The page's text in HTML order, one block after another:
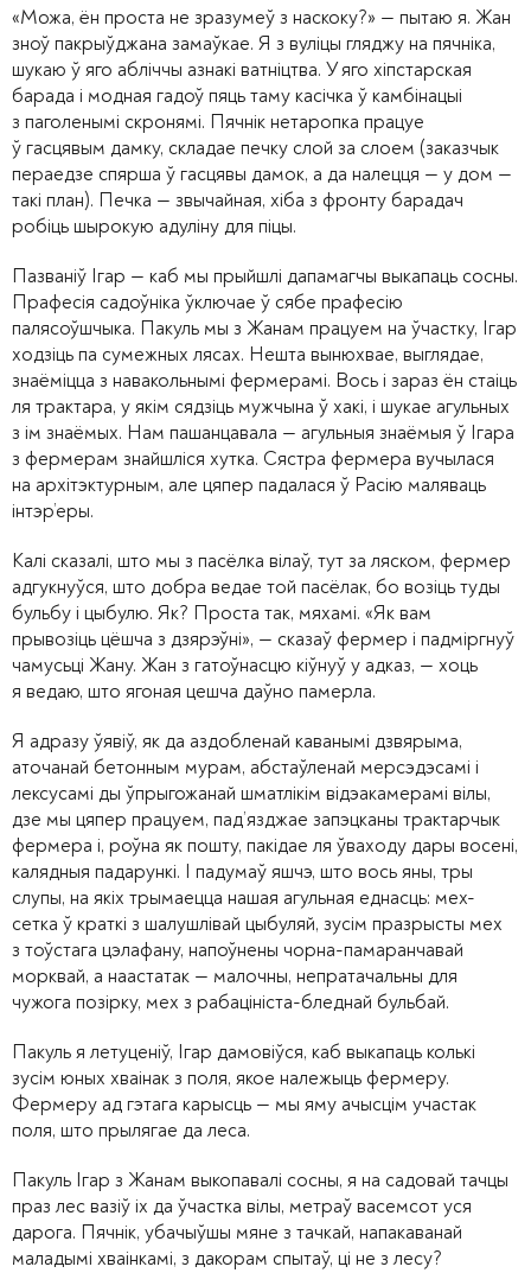
«Можа, ён проста не зразумеў з наскоку?» — пытаю я. Жан
зноў пакрыўджана замаўкае. Я з вуліцы гляджу на пячніка,
шукаю ў яго абліччы азнакі ватніцтва. У яго хіпстарская
барада і модная гадоў пяць таму касічка ў камбінацыі
з паголенымі скронямі. Пячнік нетаропка працуе
ў гасцявым дамку, складае печку слой за слоем (заказчык
пераедзе спярша ў гасцявы дамок, а да налецця — у дом —
такі план). Печка — звычайная, хіба з фронту барадач
робіць шырокую адуліну для піцы.
Пазваніў Ігар — каб мы прыйшлі дапамагчы выкапаць сосны.
Прафесія садоўніка ўключае ў сябе прафесію
палясоўшчыка. Пакуль мы з Жанам працуем на ўчастку, Ігар
ходзіць па сумежных лясах. Нешта вынюхвае, выглядае,
знаёміцца з навакольнымі фермерамі. Вось і зараз ён стаіць
ля трактара, у якім сядзіць мужчына ў хакі, і шукае агульных
з ім знаёмых. Нам пашанцавала — агульныя знаёмыя ў Ігара
з фермерам знайшліся хутка. Сястра фермера вучылася
на архітэктурным, але цяпер падалася ў Расію маляваць
інтэр’еры.
Калі сказалі, што мы з пасёлка вілаў, тут за ляском, фермер
адгукнуўся, што добра ведае той пасёлак, бо возіць туды
бульбу і цыбулю. Як? Проста так, мяхамі. «Як вам
прывозіць цёшча з дзярэўні», — сказаў фермер і падміргнуў
чамусьці Жану. Жан з гатоўнасцю кіўнуў у адказ, — хоць
я ведаю, што ягоная цешча даўно памерла.
Я адразу ўявіў, як да аздобленай каванымі дзвярыма,
аточанай бетонным мурам, абстаўленай мерсэдэсамі і
лексусамі ды ўпрыгожанай шматлікім відэакамерамі вілы,
дзе мы цяпер працуем, пад’язджае запэцканы трактарчык
фермера і, роўна як пошту, пакідае ля ўваходу дары восені,
калядныя падарункі. І падумаў яшчэ, што вось яны, тры
слупы, на якіх трымаецца нашая агульная еднасць: мех-
сетка ў краткі з шалушлівай цыбуляй, зусім празрысты мех
з тоўстага цэлафану, напоўнены чорна-памаранчавай
морквай, а наастатак — малочны, непратачальны для
чужога позірку, мех з рабацініста-бледнай бульбай.
Пакуль я летуценіў, Ігар дамовіўся, каб выкапаць колькі
зусім юных хваінак з поля, якое належыць фермеру.
Фермеру ад гэтага карысць — мы яму ачысцім участак
поля, што прылягае да леса.
Пакуль Ігар з Жанам выкопавалі сосны, я на садовай тачцы
праз лес вазіў іх да ўчастка вілы, метраў васемсот уся
дарога. Пячнік, убачыўшы мяне з тачкай, напакаванай
маладымі хваінкамі, з дакорам спытаў, ці не з лесу?